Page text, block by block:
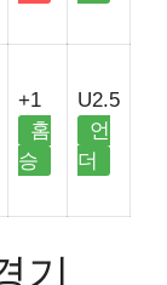
+1
홈
승
U2.5
언
더
기